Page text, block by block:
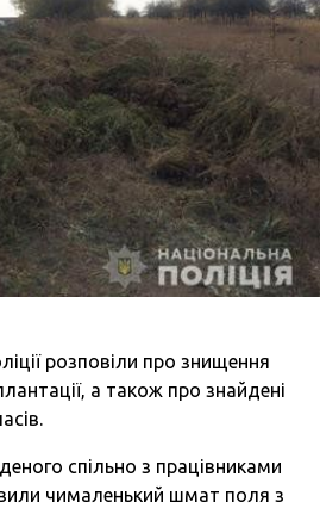
розповіли про знищення
а також про знайдені
спільно з працівниками
чималенький шмат поля з